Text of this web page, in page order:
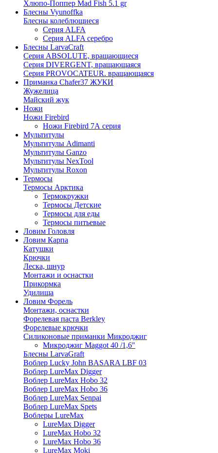
Хлюпо-Поппер Mad Fish 5.1 gr
Блесны Vyunoffka
Блесны колеблющиеся
Серия ALFA
Серия ALFA серебро
Блесны LarvaCraft
Серия ABSOLUTE, вращающиеся
Серия DIVERGENT, вращающаяся
Серия PROVOCATEUR. вращающаяся
Приманка Chafer37 ЖУКИ
Жужелица
Майский жук
Ножи
Ножи Firebird
Ножи Firebird 7А серия
Мультитулы
Мультитулы Adimanti
Мультитулы Ganzo
Мультитулы NexTool
Мультитулы Roxon
Термосы
Термосы Арктика
Термокружки
Термосы Детские
Термосы для еды
Термосы питьевые
Ловим Головля
Ловим Карпа
Катушки
Крючки
Леска, шнур
Монтажи и оснастки
Прикормка
Удилища
Ловим Форель
Монтажи, оснастки
Форелевая паста Berkley
Форелевые крючки
Силиконовые приманки Микроджиг
Микроджиг Maggot 40 /1,6"
Блесны LarvaGraft
Воблер Lucky John BASARA LBF 03
Воблер LureMax Digger
Воблер LureMax Hobo 32
Воблер LureMax Hobo 36
Воблер LureMax Senpai
Воблер LureMax Spets
Воблеры LureMax
LureMax Digger
LureMax Hobo 32
LureMax Hobo 36
LureMax Moki